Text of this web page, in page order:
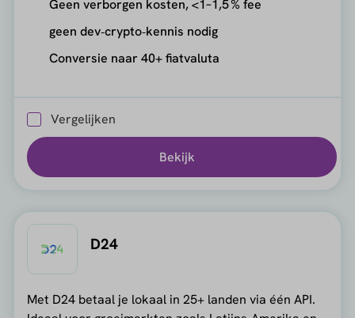
Geen verborgen kosten, <1–1,5 % fee
geen dev‑crypto‑kennis nodig
Conversie naar 40+ fiatvaluta
Vergelijken
Bekijk
D24
Met D24 betaal je lokaal in 25+ landen via één API.